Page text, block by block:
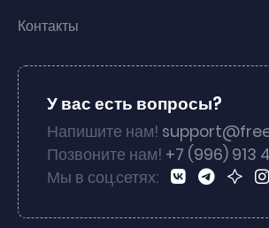
Контакты
У вас есть вопросы?
Напишите нам!
Позвоните нам! +7 (996) 913
Мы в соц.сетях: